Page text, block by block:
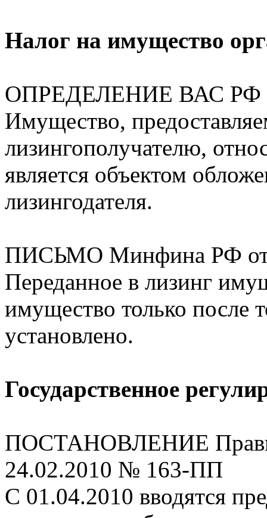
Налог на имущество
ОПРЕДЕЛЕНИЕ ВАС РФ
Имущество,
лизингополучателю,
является объектом
лизингодателя.
ПИСЬМО Минфина РФ от
Переданное в лизинг
имущество только после
установлено.
Государственное
ПОСТАНОВЛЕНИЕ
24.02.2010 № 163-ПП
С 01.04.2010 вводятся